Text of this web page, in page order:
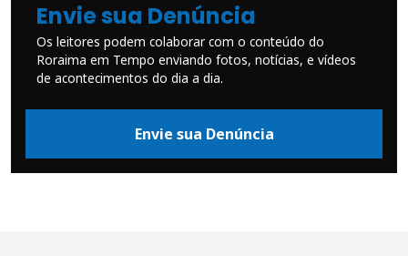
Envie sua Denúncia
Os leitores podem colaborar com o conteúdo do
Roraima em Tempo enviando fotos, notícias, e vídeos
de acontecimentos do dia a dia.
Envie sua Denúncia